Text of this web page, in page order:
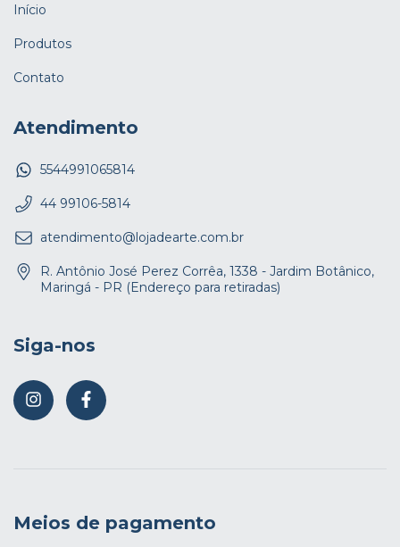
Início
Produtos
Contato
Atendimento
5544991065814
44 99106-5814
atendimento@lojadearte.com.br
R. Antônio José Perez Corrêa, 1338 - Jardim Botânico,
Maringá - PR (Endereço para retiradas)
Siga-nos
Meios de pagamento